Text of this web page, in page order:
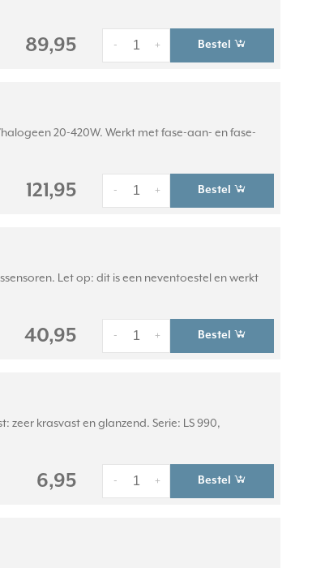
89,95 +
- Bestel
20-420W. Werkt met fase-aan- en fase-
121,95 +
- Bestel
Let op: dit is een neventoestel en werkt
40,95 +
- Bestel
zeer krasvast en glanzend. Serie: LS 990,
6,95 +
- Bestel